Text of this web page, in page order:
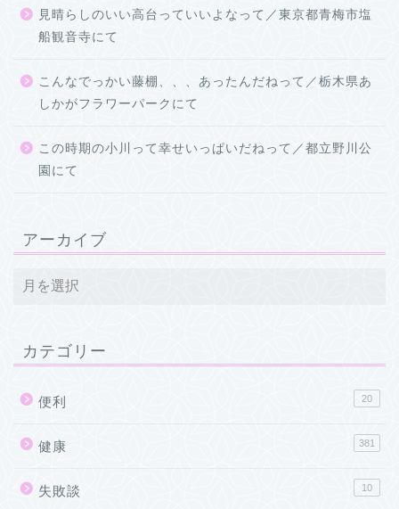
見晴らしのいい高台っていいよなって／東京都青梅市塩
船観音寺にて
こんなでっかい藤棚、、、あったんだねって／栃木県あ
しかがフラワーパークにて
この時期の小川って幸せいっぱいだねって／都立野川公
園にて
アーカイブ
カテゴリー
便利 20
健康 381
失敗談 10